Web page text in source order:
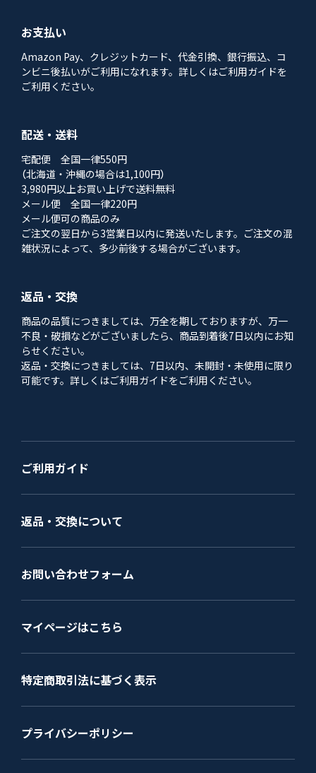
お支払い
Amazon Pay、クレジットカード、代金引換、銀行振込、コ
ンビニ後払いがご利用になれます。詳しくはご利用ガイドを
ご利用ください。
配送・送料
宅配便 全国一律550円
（北海道・沖縄の場合は1,100円）
3,980円以上お買い上げで送料無料
メール便 全国一律220円
メール便可の商品のみ
ご注文の翌日から3営業日以内に発送いたします。ご注文の混
雑状況によって、多少前後する場合がございます。
返品・交換
商品の品質につきましては、万全を期しておりますが、万一
不良・破損などがございましたら、商品到着後7日以内にお知
らせください。
返品・交換につきましては、7日以内、未開封・未使用に限り
可能です。詳しくはご利用ガイドをご利用ください。
ご利用ガイド
返品・交換について
お問い合わせフォーム
マイページはこちら
特定商取引法に基づく表示
プライバシーポリシー